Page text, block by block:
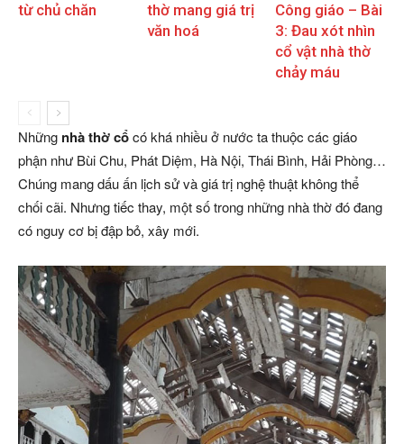
từ chủ chăn
thờ mang giá trị
văn hoá
Công giáo – Bài
3: Đau xót nhìn
cổ vật nhà thờ
chảy máu
Những nhà thờ cổcó khá nhiều ở nước ta thuộc các giáo
phận như Bùi Chu, Phát Diệm, Hà Nội, Thái Bình, Hải Phòng…
Chúng mang dấu ấn lịch sử và giá trị nghệ thuật không thể
chối cãi. Nhưng tiếc thay, một số trong những nhà thờ đó đang
có nguy cơ bị đập bỏ, xây mới.